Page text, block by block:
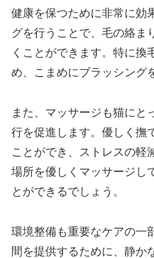
健康を保つために非常に効
グを行うことで、毛の絡ま
くことができます。特に換
め、こまめにブラッシング
また、マッサージも猫にと
行を促進します。優しく撫
ことができ、ストレスの軽
場所を優しくマッサージし
とができるでしょう。
環境整備も重要なケアの一
間を提供するために、静か